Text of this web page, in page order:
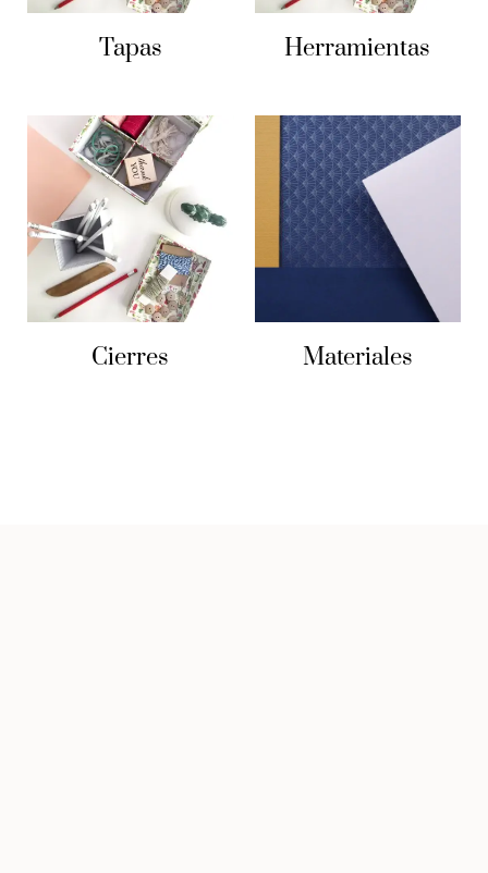
Tapas Herramientas
Cierres Materiales